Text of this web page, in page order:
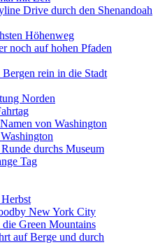
Drive durch den Shenandoah
Höhenweg
noch auf hohen Pfaden
Bergen rein in die Stadt
Norden
von Washington
durchs Museum
Tag
New York City
Green Mountains
auf Berge und durch